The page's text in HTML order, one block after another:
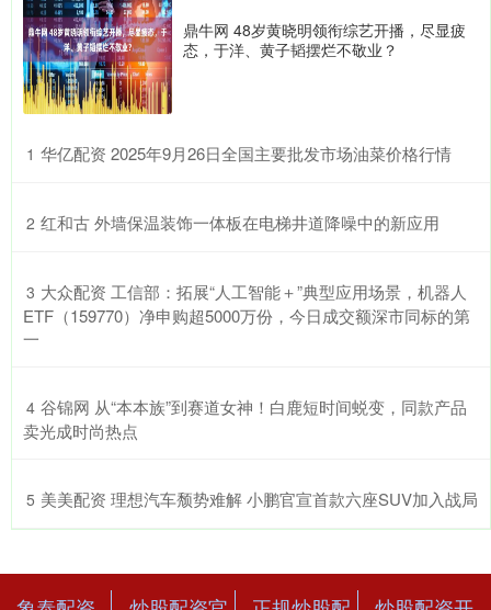
鼎牛网 48岁黄晓明领衔综艺开播，尽显疲
态，于洋、黄子韬摆烂不敬业？
1 ​华亿配资 2025年9月26日全国主要批发市场油菜价格行情
2 ​红和古 外墙保温装饰一体板在电梯井道降噪中的新应用
3 ​大众配资 工信部：拓展“人工智能＋”典型应用场景，机器人
ETF（159770）净申购超5000万份，今日成交额深市同标的第
一
4 ​谷锦网 从“本本族”到赛道女神！白鹿短时间蜕变，同款产品
卖光成时尚热点
5 ​美美配资 理想汽车颓势难解 小鹏官宣首款六座SUV加入战局